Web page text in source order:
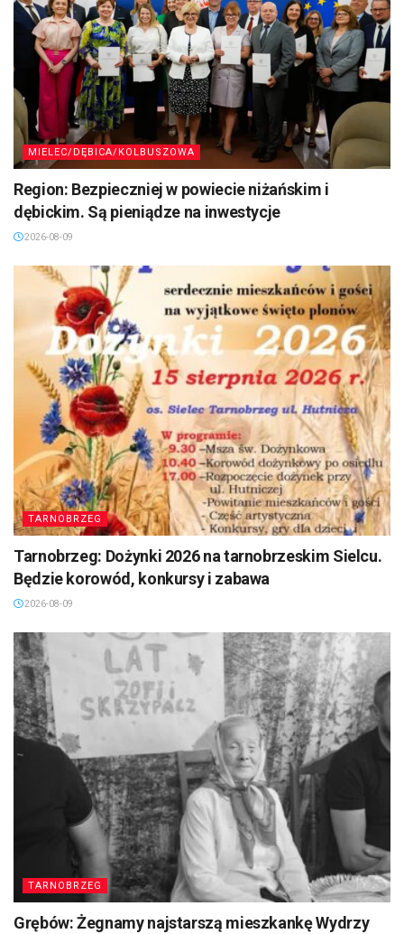
MIELEC/DĘBICA/KOLBUSZOWA
Region: Bezpieczniej w powiecie niżańskim i
dębickim. Są pieniądze na inwestycje
2026-08-09
TARNOBRZEG
Tarnobrzeg: Dożynki 2026 na tarnobrzeskim Sielcu.
Będzie korowód, konkursy i zabawa
2026-08-09
TARNOBRZEG
Grębów: Żegnamy najstarszą mieszkankę Wydrzy